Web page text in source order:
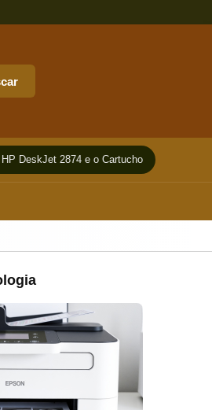
DeskJet 2874 e o Cartucho